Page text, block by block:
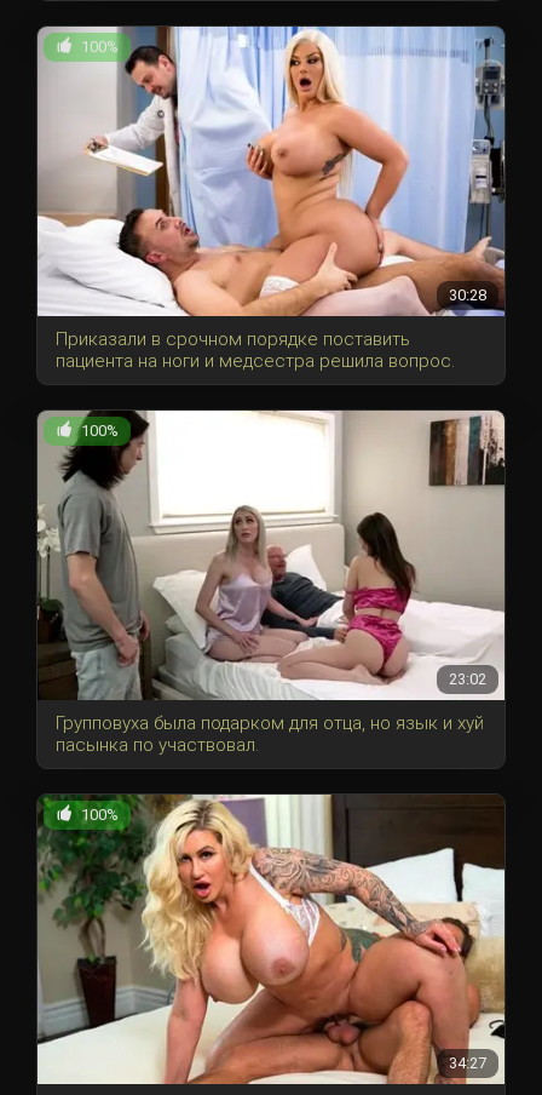
100%
30:28
Приказали в срочном порядке поставить
пациента на ноги и медсестра решила вопрос.
100%
23:02
Групповуха была подарком для отца, но язык и хуй
пасынка по участвовал.
100%
34:27